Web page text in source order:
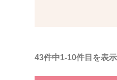
43件中1-10件目を表